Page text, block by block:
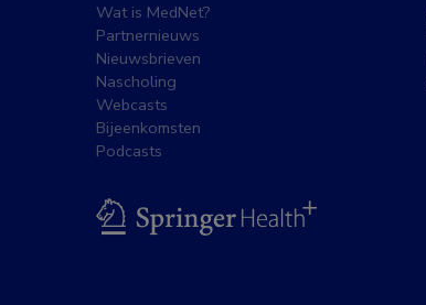
Wat is MedNet?
Partnernieuws
Nieuwsbrieven
Nascholing
Webcasts
Bijeenkomsten
Podcasts
BSL